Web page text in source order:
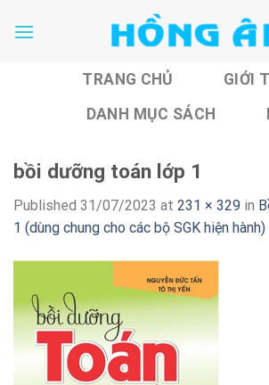
TRANG CHỦ
GIỚI
DANH MỤC SÁCH
bồi dưỡng toán lớp 1
Published 31/07/2023 at 231 × 329 in
1 (dùng chung cho các bộ SGK hiện hành)